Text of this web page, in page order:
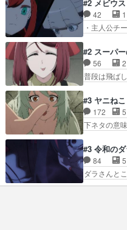
浩二の揺る
に好感度爆
ったですね
こいつほん
奮と息苦し
んのお陰で
に今期一の
ェアリィブ
見つけて悪
#2 メビウ
42 1
・主人公
主人公の強
浮かれる面
隕石で負傷
での対決の
はない3話
どんどん出
ね。なんか
#2 スーパ
56 2
普段は飛ば
にヒロイン
そっちが機
ちしてしま
て怒られた
木"だwwこ
ニメだった
ちゃうここ
#3 ヤニねこ
172 5
下ネタの意
終わってる
らずひたす
場をやめて
サイとアル
#3 令和の
84 5
ダラさんと
人に染まっ